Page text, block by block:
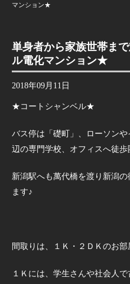
マンション★
単身者から家族世帯ま
ル電化マンション★
2018年09月11日
★コートシャンベル★
バス停は「礎町」、ローソン
辺の専門学校、オフィスへ徒
新潟駅へも萬代橋を渡り新潟
ます♪
間取りは、１Ｋ・２ＤＫのお
１Ｋには、学生さんや社会人